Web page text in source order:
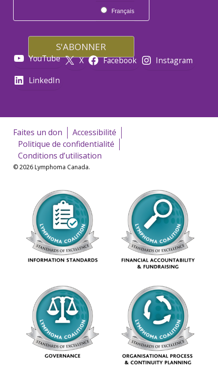
Français
YouTube X Facebook
Instagram
LinkedIn
Faites un don
Accessibilité
Politique de confidentialité
Conditions d’utilisation
© 2026 Lymphoma Canada.